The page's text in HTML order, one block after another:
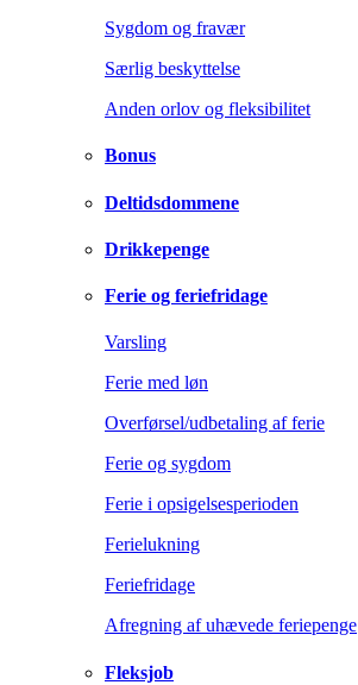
Sygdom og fravær
Særlig beskyttelse
Anden orlov og fleksibilitet
Bonus
Deltidsdommene
Drikkepenge
Ferie og feriefridage
Varsling
Ferie med løn
Overførsel/udbetaling af ferie
Ferie og sygdom
Ferie i opsigelsesperioden
Ferielukning
Feriefridage
Afregning af uhævede feriepenge
Fleksjob